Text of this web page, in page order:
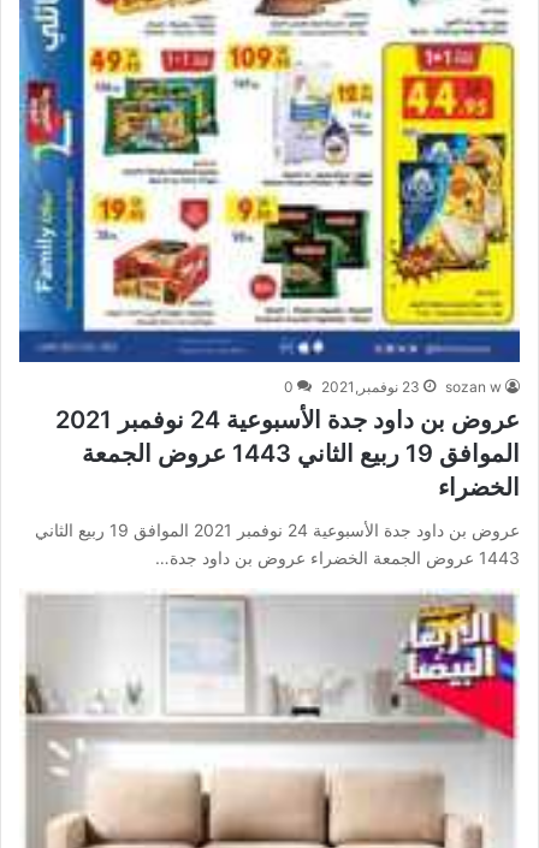
sozan w 23 نوفمبر,2021 0
عروض بن داود جدة الأسبوعية 24 نوفمبر 2021
الموافق 19 ربيع الثاني 1443 عروض الجمعة
الخضراء
عروض بن داود جدة الأسبوعية 24 نوفمبر 2021 الموافق 19 ربيع الثاني
1443 عروض الجمعة الخضراء عروض بن داود جدة…